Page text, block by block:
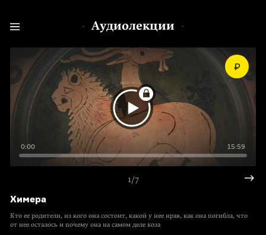
Аудиолекции
0:00 15:59
1/7
Химера
Кто ее родители, из кого она состоит, какой у нее нрав, как она погибла, что
от нее осталось и почему она на самом деле коза